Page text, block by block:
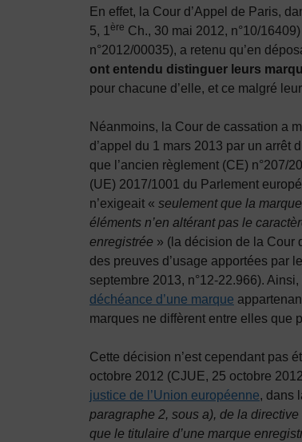
En effet, la Cour d’Appel de Paris,
5, 1 ère Ch., 30 mai 2012, n°10/
n°2012/00035), a retenu qu’en
ont entendu distinguer leurs
pour chacune d’elle, et ce malgré
Néanmoins, la Cour de cassation a
d’appel du 1 mars 2013 par un arrêt
que l’ancien règlement (CE) n°207/
(UE) 2017/1001 du Parlement
n’exigeait « seulement que la
éléments n’en altérant pas le
enregistrée » (la décision de la Cour
des preuves d’usage apportées par
septembre 2013, n°12-22.966).
déchéance d’une marque
marques ne diffèrent entre elles que
Cette décision n’est cependant pas
octobre 2012 (CJUE, 25 octobre
justice de l’Union européenne, dans
paragraphe 2, sous a), de la
que le titulaire d’une marque